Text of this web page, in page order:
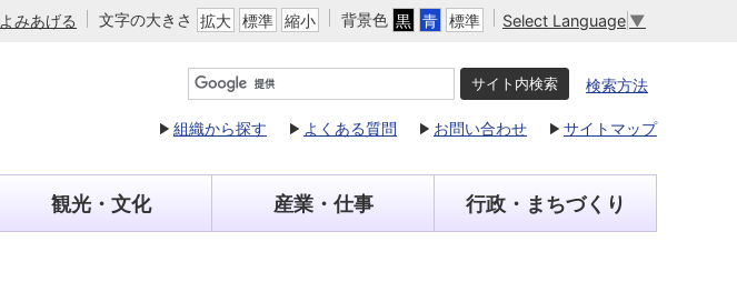
よみあげる 文字の大きさ 拡大 標準 縮小 背景色 黒 青 標準 Select Language ▼
検索方法
組織から探す よくある質問 お問い合わせ サイトマップ
観光・文化 産業・仕事 行政・まちづくり